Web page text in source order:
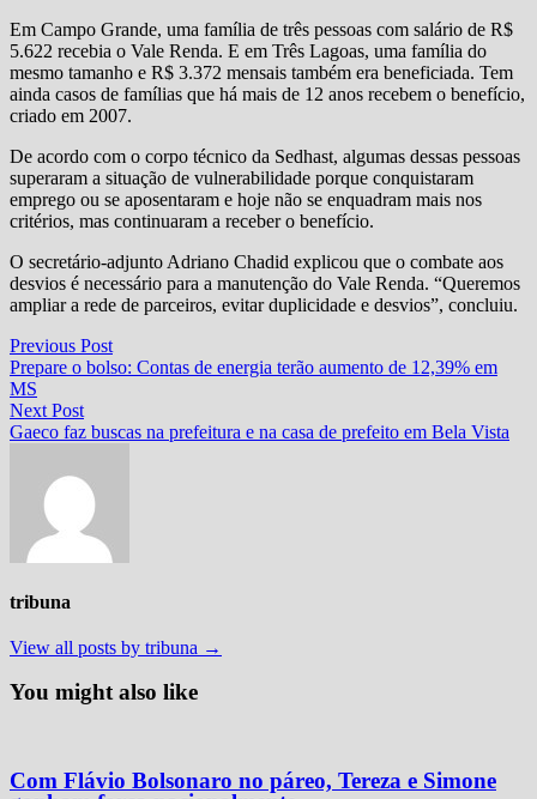
Em Campo Grande, uma família de três pessoas com salário de R$
5.622 recebia o Vale Renda. E em Três Lagoas, uma família do
mesmo tamanho e R$ 3.372 mensais também era beneficiada. Tem
ainda casos de famílias que há mais de 12 anos recebem o benefício,
criado em 2007.
De acordo com o corpo técnico da Sedhast, algumas dessas pessoas
superaram a situação de vulnerabilidade porque conquistaram
emprego ou se aposentaram e hoje não se enquadram mais nos
critérios, mas continuaram a receber o benefício.
O secretário-adjunto Adriano Chadid explicou que o combate aos
desvios é necessário para a manutenção do Vale Renda. “Queremos
ampliar a rede de parceiros, evitar duplicidade e desvios”, concluiu.
Navegação
de
Post
Previous PostPrevious
post:
Prepare o bolso: Contas de energia terão aumento de 12,39% em
MS
Next PostNext
post:
Gaeco faz buscas na prefeitura e na casa de prefeito em Bela Vista
tribuna
View all posts by tribuna →
You might also like
Com Flávio Bolsonaro no páreo, Tereza e Simone